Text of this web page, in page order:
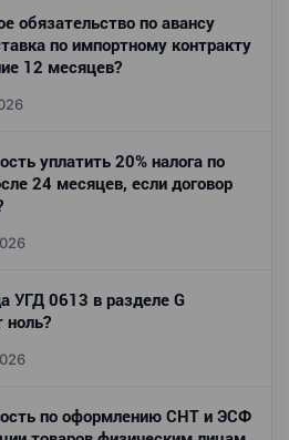
обязательство по авансу
по импортному контракту
12 месяцев?
уплатить 20% налога по
24 месяцев, если договор
УГД 0613 в разделе G
ноль?
по оформлению СНТ и ЭСФ